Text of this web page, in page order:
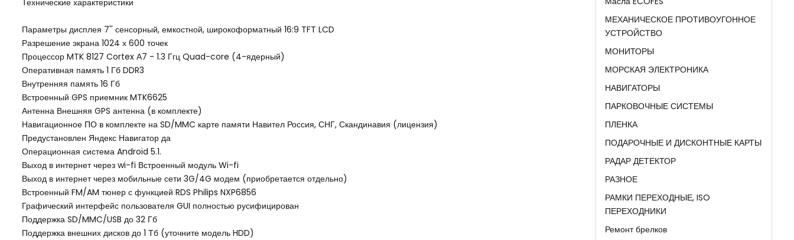
Технические характеристики
Параметры дисплея 7'' сенсорный, емкостной, широкоформатный 16:9 TFT LCD
Разрешение экрана 1024 х 600 точек
Процессор MTK 8127 Cortex А7 - 1.3 Ггц Quad-core (4-ядерный)
Оперативная память 1 Гб DDR3
Внутренняя память 16 Гб
Встроенный GPS приемник MTK6625
Антенна Внешняя GPS антенна (в комплекте)
Навигационное ПО в комплекте на SD/MMC карте памяти Навител Россия, СНГ, Скандинавия (лицензия)
Предустановлен Яндекс Навигатор да
Операционная система Android 5.1.
Выход в интернет через wi-fi Встроенный модуль Wi-fi
Выход в интернет через мобильные сети 3G/4G модем (приобретается отдельно)
Встроенный FM/AM тюнер с функцией RDS Philips NXP6856
Графический интерфейс пользователя GUI полностью русифицирован
Поддержка SD/MMC/USB до 32 Гб
Поддержка внешних дисков до 1 Тб (уточните модель HDD)
МЕХАНИЧЕСКОЕ ПРОТИВОУГОННОЕ
УСТРОЙСТВО
МОНИТОРЫ
МОРСКАЯ ЭЛЕКТРОНИКА
НАВИГАТОРЫ
ПАРКОВОЧНЫЕ СИСТЕМЫ
ПЛЕНКА
ПОДАРОЧНЫЕ И ДИСКОНТНЫЕ КАРТЫ
РАДАР ДЕТЕКТОР
РАЗНОЕ
РАМКИ ПЕРЕХОДНЫЕ, ISO
ПЕРЕХОДНИКИ
Ремонт брелков